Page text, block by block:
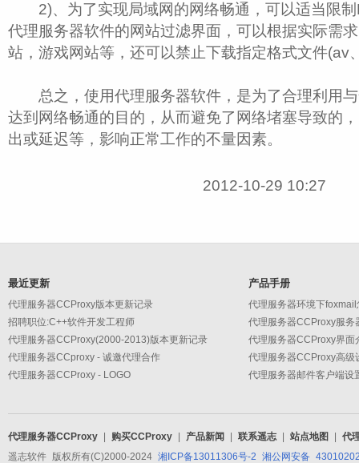
2)、为了实现局域网的网络畅通，可以适当限制
代理服务器软件的网站过滤界面，可以根据实际需
站，游戏网站等，还可以禁止下载指定格式文件(av
总之，使用代理服务器软件，是为了合理利用与
达到网络畅通的目的，从而避免了网络堵塞导致的
出或延迟等，影响正常工作的不量因素。
2012-10-29 10:27
最近更新
代理服务器CCProxy版本更新记录
招聘职位:C++软件开发工程师
代理服务器CCProxy(2000-2013)版本更新记录
代理服务器CCproxy - 诚邀代理合作
代理服务器CCProxy - LOGO
产品手册
代理服务器环境下
代理服务器CCProxy服务
代理服务器CCProxy界面
代理服务器CCProxy 购买CCProxy 产品新闻 联系遥志 站点地图
代
遥志软件 版权所有(C)2000-2024 湘ICP备13011306号-2 湘公网安备